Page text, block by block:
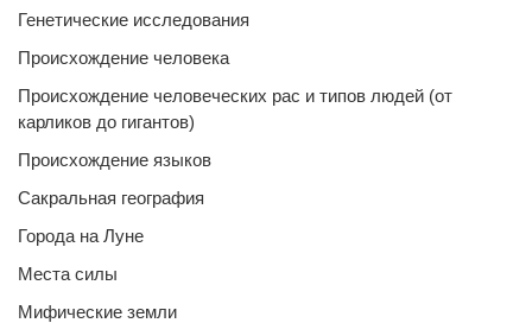
Генетические исследования
Происхождение человека
Происхождение человеческих рас и типов людей (от
карликов до гигантов)
Происхождение языков
Сакральная география
Города на Луне
Места силы
Мифические земли